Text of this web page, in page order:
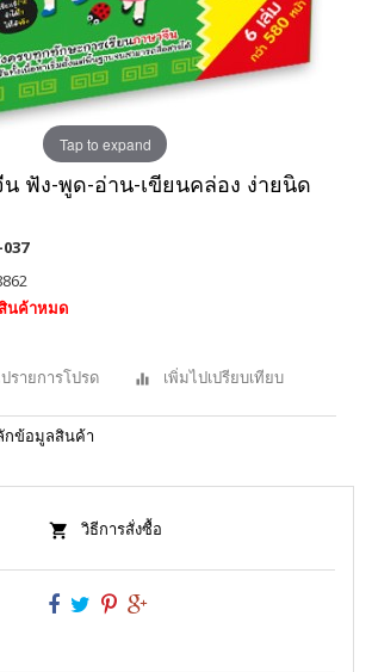
Tap to expand
น ฟัง-พูด-อ่าน-เขียนคล่อง ง่ายนิด
นค้าหมด
รายการโปรด เพิ่มไปเปรียบเทียบ
กข้อมูลสินค้า
วิธีการสั่งซื้อ